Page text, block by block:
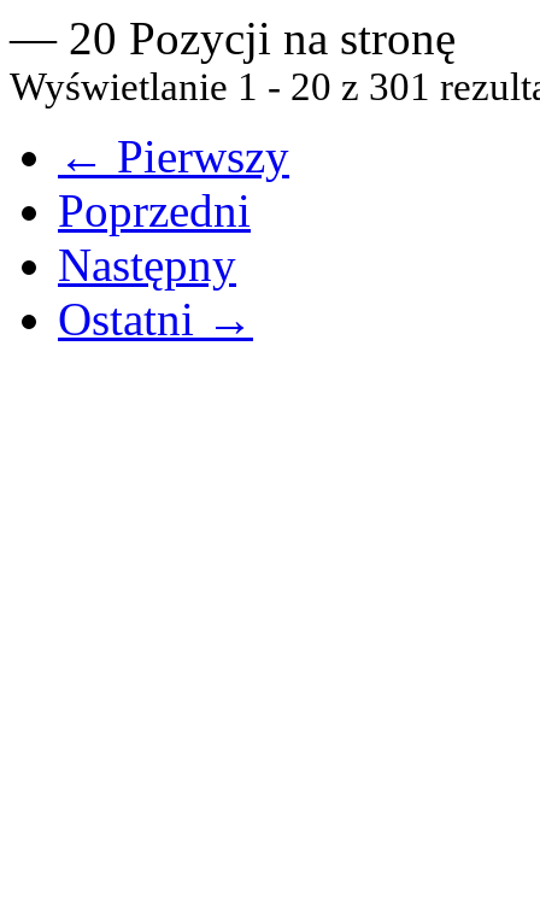
— 20 Pozycji na stronę
Wyświetlanie 1 - 20 z 301
← Pierwszy
Poprzedni
Następny
Ostatni →